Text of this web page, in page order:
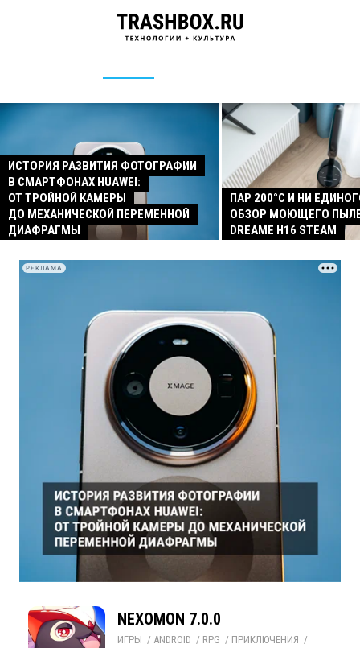
ИСТОРИЯ РАЗВИТИЯ ФОТОГРАФИИ
В СМАРТФОНАХ HUAWEI:
ОТ ТРОЙНОЙ КАМЕРЫ
ДО МЕХАНИЧЕСКОЙ ПЕРЕМЕННОЙ
ДИАФРАГМЫ
ПАР 200°C И НИ
ОБЗОР МОЮЩЕГО
DREAME H16 STEAM
РЕКЛАМА
NEXOMON 7.0.0
ИГРЫ / ANDROID / RPG / ПРИКЛЮЧЕНИЯ /